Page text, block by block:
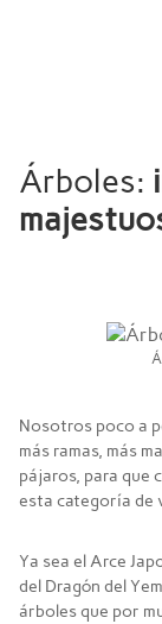
Árboles:
Nosotros poco a
más ramas, más
pájaros, para que
esta categoría de
Ya sea el Arce
del Dragón del
árboles que por